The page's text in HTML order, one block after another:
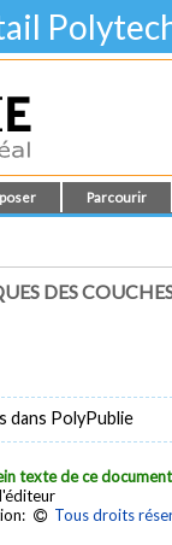
Parcourir
DES
dans PolyPublie
texte de ce document
Tous droits